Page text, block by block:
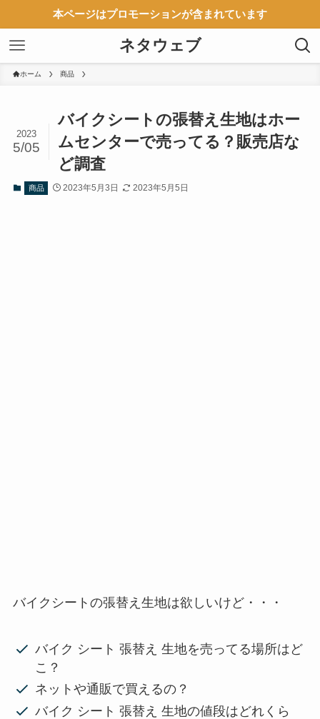
本ページはプロモーションが含まれています
ネタウェブ
ホーム 商品
バイクシートの張替え生地はホー
ムセンターで売ってる？販売店な
ど調査
2023
5/05
商品 2023年5月3日 2023年5月5日
バイクシートの張替え生地は欲しいけど・・・
バイク シート 張替え 生地を売ってる場所はど
こ？
ネットや通販で買えるの？
バイク シート 張替え 生地の値段はどれくら